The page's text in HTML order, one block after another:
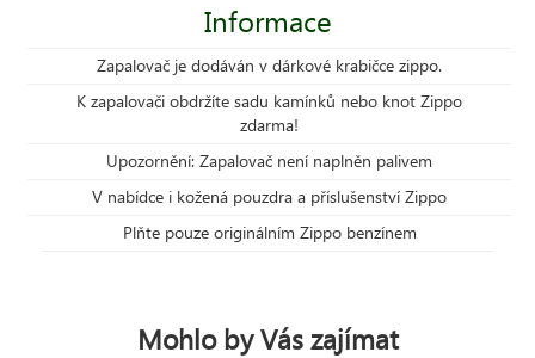
Informace
Zapalovač je dodáván v dárkové krabičce zippo.
K zapalovači obdržíte sadu kamínků nebo knot Zippo
zdarma!
Upozornění: Zapalovač není naplněn palivem
V nabídce i kožená pouzdra a příslušenství Zippo
Plňte pouze originálním Zippo benzínem
Mohlo by Vás zajímat